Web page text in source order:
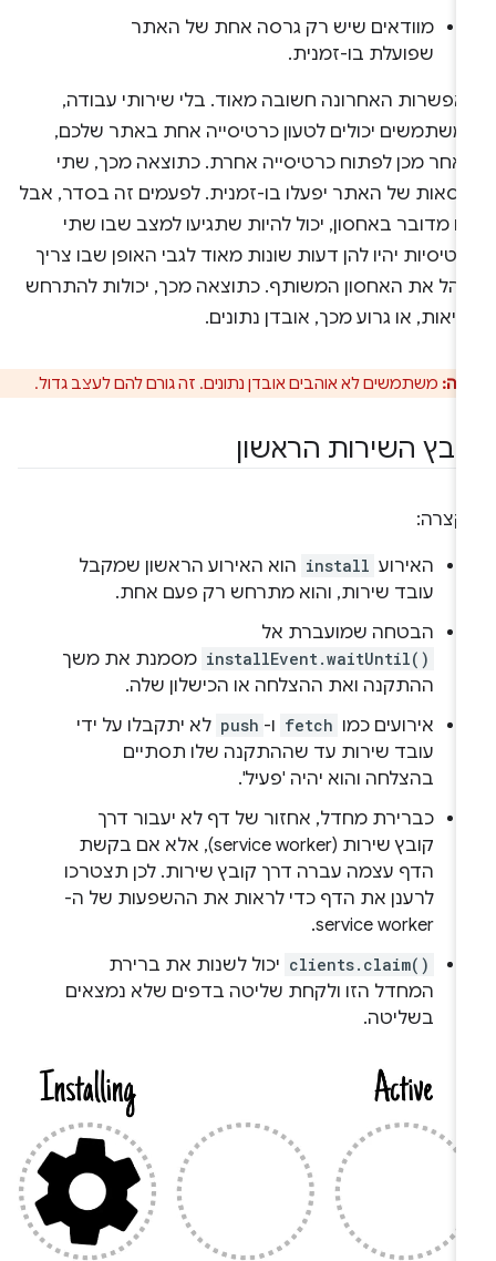
מוודאים שיש רק גרסה אחת של האתר
שפועלת בו-זמנית.
האחרונה חשובה מאוד. בלי שירותי עבודה,
יכולים לטעון כרטיסייה אחת באתר שלכם,
מכן לפתוח כרטיסייה אחרת. כתוצאה מכך, שתי
של האתר יפעלו בו-זמנית. לפעמים זה בסדר, אבל
מדובר באחסון, יכול להיות שתגיעו למצב שבו שתי
יהיו להן דעות שונות מאוד לגבי האופן שבו צריך
את האחסון המשותף. כתוצאה מכך, יכולות להתרחש
או גרוע מכך, אובדן נתונים.
משתמשים לא אוהבים אובדן נתונים. זה גורם להם לעצב גדול.
השירות הראשון
האירוע install הוא האירוע הראשון שמקבל
עובד שירות, והוא מתרחש רק פעם אחת.
הבטחה שמועברת אל
installEvent.waitUntil() מסמנת את משך
ההתקנה ואת ההצלחה או הכישלון שלה.
אירועים כמו fetch ו- push לא יתקבלו על ידי
עובד שירות עד שההתקנה שלו תסתיים
בהצלחה והוא יהיה 'פעיל'.
כברירת מחדל, אחזור של דף לא יעבור דרך
קובץ שירות (service worker), אלא אם בקשת
הדף עצמה עברה דרך קובץ שירות. לכן תצטרכו
לרענן את הדף כדי לראות את ההשפעות של ה-
service worker.
clients.claim() יכול לשנות את ברירת
המחדל הזו ולקחת שליטה בדפים שלא נמצאים
בשליטה.